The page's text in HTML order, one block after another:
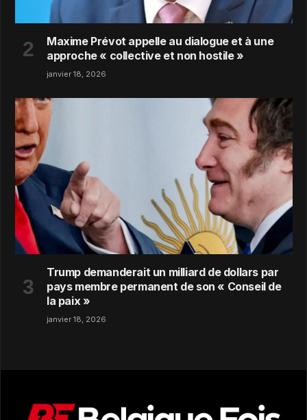
Maxime Prévot appelle au dialogue et à une
approche « collective et non hostile »
janvier 18, 2026
Trump demanderait un milliard de dollars par
pays membre permanent de son « Conseil de
la paix »
janvier 18, 2026